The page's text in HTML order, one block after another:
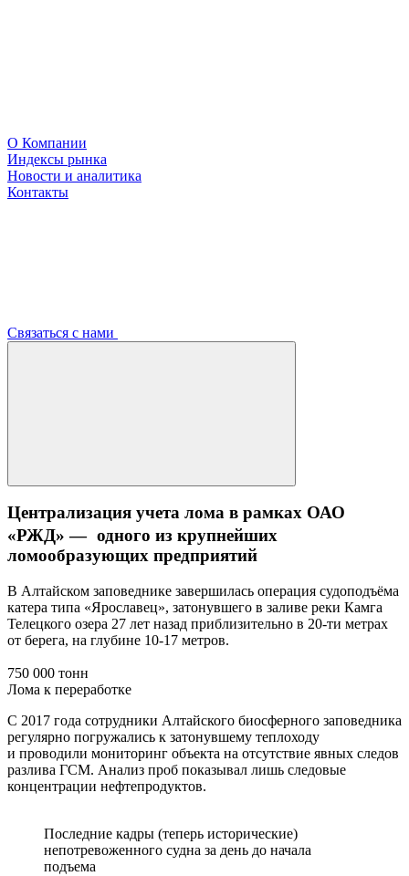
О Компании
Индексы рынка
Новости и аналитика
Контакты
Связаться с нами
Централизация учета лома в рамках ОАО
«РЖД» — одного из крупнейших
ломообразующих предприятий
В Алтайском заповеднике завершилась операция судоподъёма
катера типа «Ярославец», затонувшего в заливе реки Камга
Телецкого озера 27 лет назад приблизительно в 20-ти метрах
от берега, на глубине 10-17 метров.
750 000 тонн
Лома к переработке
С 2017 года сотрудники Алтайского биосферного заповедника
регулярно погружались к затонувшему теплоходу
и проводили мониторинг объекта на отсутствие явных следов
разлива ГСМ. Анализ проб показывал лишь следовые
концентрации нефтепродуктов.
Последние кадры (теперь исторические)
непотревоженного судна за день до начала
подъема